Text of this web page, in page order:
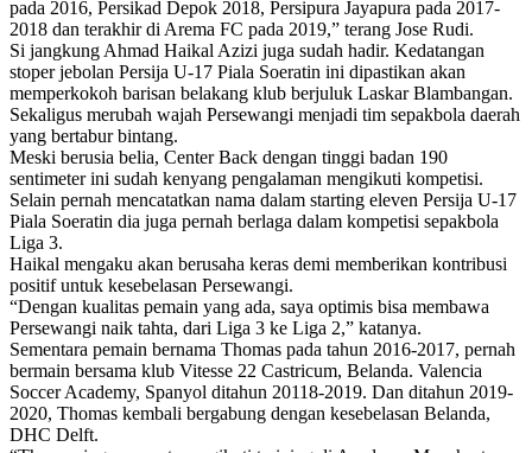
pada 2016, Persikad Depok 2018, Persipura Jayapura pada 2017-
2018 dan terakhir di Arema FC pada 2019,” terang Jose Rudi.
Si jangkung Ahmad Haikal Azizi juga sudah hadir. Kedatangan
stoper jebolan Persija U-17 Piala Soeratin ini dipastikan akan
memperkokoh barisan belakang klub berjuluk Laskar Blambangan.
Sekaligus merubah wajah Persewangi menjadi tim sepakbola daerah
yang bertabur bintang.
Meski berusia belia, Center Back dengan tinggi badan 190
sentimeter ini sudah kenyang pengalaman mengikuti kompetisi.
Selain pernah mencatatkan nama dalam starting eleven Persija U-17
Piala Soeratin dia juga pernah berlaga dalam kompetisi sepakbola
Liga 3.
Haikal mengaku akan berusaha keras demi memberikan kontribusi
positif untuk kesebelasan Persewangi.
“Dengan kualitas pemain yang ada, saya optimis bisa membawa
Persewangi naik tahta, dari Liga 3 ke Liga 2,” katanya.
Sementara pemain bernama Thomas pada tahun 2016-2017, pernah
bermain bersama klub Vitesse 22 Castricum, Belanda. Valencia
Soccer Academy, Spanyol ditahun 20118-2019. Dan ditahun 2019-
2020, Thomas kembali bergabung dengan kesebelasan Belanda,
DHC Delft.